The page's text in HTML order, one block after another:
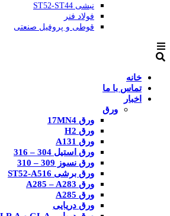
نبشی ST52-ST44
فولاد فنر
قوطی و پروفیل صنعتی
خانه
تماس با ما
اخبار
ورق
ورق 17MN4
ورق H2
ورق A131
ورق استیل 304 – 316
ورق نسوز 309 – 310
ورق برشی ST52-A516
ورق A285 – A283
ورق A285
ورق دریایی